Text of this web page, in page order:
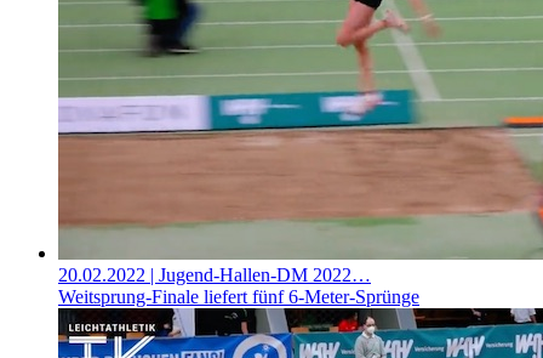
20.02.2022 | Jugend-Hallen-DM 2022…
Weitsprung-Finale liefert fünf 6-Meter-Sprünge